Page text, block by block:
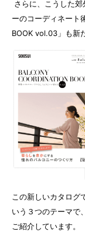
さらに、こうした
ーのコーディネート
BOOK vol.03」も新
この新しいカタログ
いう３つのテーマで
ご紹介しています。